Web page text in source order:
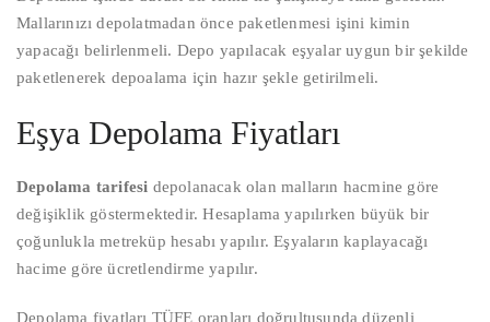
Mallarınızı depolatmadan önce paketlenmesi işini kimin
yapacağı belirlenmeli. Depo yapılacak eşyalar uygun bir şekilde
paketlenerek depoalama için hazır şekle getirilmeli.
Eşya Depolama Fiyatları
Depolama tarifesi depolanacak olan malların hacmine göre
değişiklik göstermektedir. Hesaplama yapılırken büyük bir
çoğunlukla metreküp hesabı yapılır. Eşyaların kaplayacağı
hacime göre ücretlendirme yapılır.
Depolama fiyatları TÜFE oranları doğrultusunda düzenli